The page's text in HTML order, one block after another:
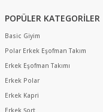
POPÜLER KATEGORİLER
Basic Giyim
Polar Erkek Eşofman Takım
Erkek Eşofman Takımı
Erkek Polar
Erkek Kapri
Erkek Şort